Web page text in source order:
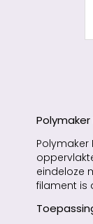
eindeloze
filament is